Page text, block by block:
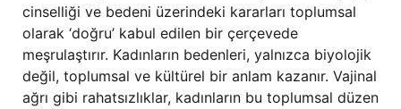
cinselliği ve bedeni üzerindeki kararları toplumsal
olarak ‘doğru’ kabul edilen bir çerçevede
meşrulaştırır. Kadınların bedenleri, yalnızca biyolojik
değil, toplumsal ve kültürel bir anlam kazanır. Vajinal
ağrı gibi rahatsızlıklar, kadınların bu toplumsal düzen